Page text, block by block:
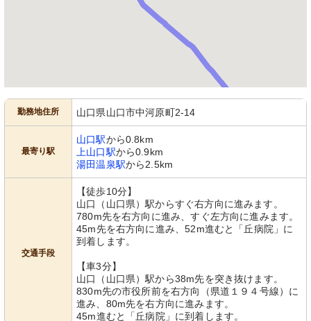
勤務地住所 山口県山口市中河原町2-14
最寄り駅
山口駅から0.8km
上山口駅から0.9km
湯田温泉駅から2.5km
交通手段
【徒歩10分】
山口（山口県）駅からすぐ右方向に進みます。
780m先を右方向に進み、すぐ左方向に進みます。
45m先を右方向に進み、52m進むと「丘病院」に
到着します。
【車3分】
山口（山口県）駅から38m先を突き抜けます。
830m先の市役所前を右方向（県道１９４号線）に
進み、80m先を右方向に進みます。
45m進むと「丘病院」に到着します。